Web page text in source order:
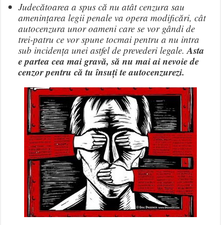
Judecătoarea a spus că nu atât cenzura sau
amenințarea legii penale va opera modificări, cât
autocenzura unor oameni care se vor gândi de
trei-patru ce vor spune tocmai pentru a nu intra
sub incidența unei astfel de prevederi legale.Asta
e partea cea mai gravă, să nu mai ai nevoie de
cenzor pentru că tu însuți te autocenzurezi.